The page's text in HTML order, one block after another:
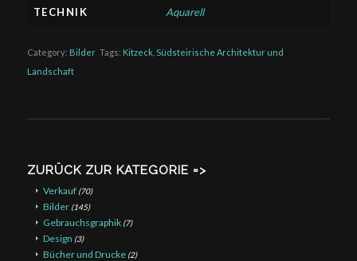
TECHNIK Aquarell
Category: Bilder Tags: Kitzeck, Südsteirische Architektur und
Landschaft
ZURÜCK ZUR KATEGORIE =>
Verkauf (70)
Bilder (145)
Gebrauchsgraphik (7)
Design (3)
Bücher und Drucke (2)